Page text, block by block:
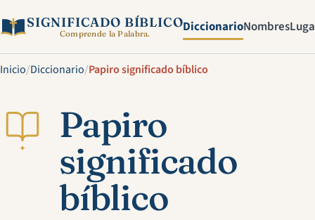
SIGNIFICADO BÍBLICO
Comprende la Palabra. DiccionarioNombres
Inicio/Diccionario/Papiro significado bíblico
✦
Papiro
significado
bíblico